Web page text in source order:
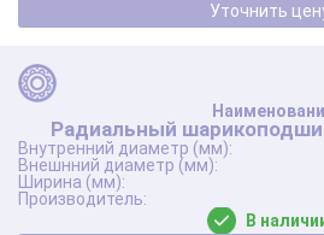
Уточнить
Радиальный
В